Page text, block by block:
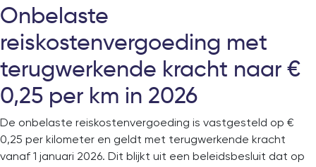
Onbelaste
reiskostenvergoeding met
terugwerkende kracht naar €
0,25 per km in 2026
De onbelaste reiskostenvergoeding is vastgesteld op €
0,25 per kilometer en geldt met terugwerkende kracht
vanaf 1 januari 2026. Dit blijkt uit een beleidsbesluit dat op